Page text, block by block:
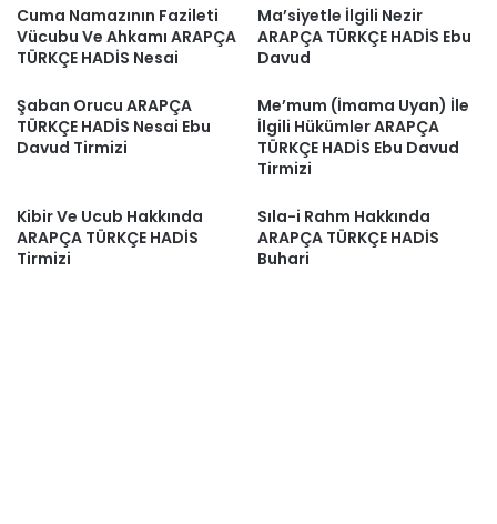
Cuma Namazının Fazileti
Vücubu Ve Ahkamı ARAPÇA
TÜRKÇE HADİS Nesai
Ma’siyetle İlgili Nezir
ARAPÇA TÜRKÇE HADİS Ebu
Davud
Şaban Orucu ARAPÇA
TÜRKÇE HADİS Nesai Ebu
Davud Tirmizi
Me’mum (İmama Uyan) İle
İlgili Hükümler ARAPÇA
TÜRKÇE HADİS Ebu Davud
Tirmizi
Kibir Ve Ucub Hakkında
ARAPÇA TÜRKÇE HADİS
Tirmizi
Sıla-i Rahm Hakkında
ARAPÇA TÜRKÇE HADİS
Buhari